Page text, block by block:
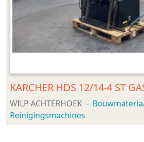
KARCHER HDS 12/14-4 ST
WILP ACHTERHOEK
Reinigingsmachines